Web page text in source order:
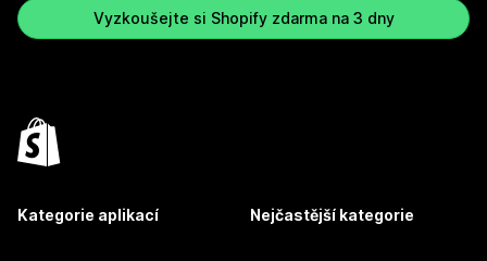
Vyzkoušejte si Shopify zdarma na 3 dny
Kategorie aplikací Nejčastější kategorie